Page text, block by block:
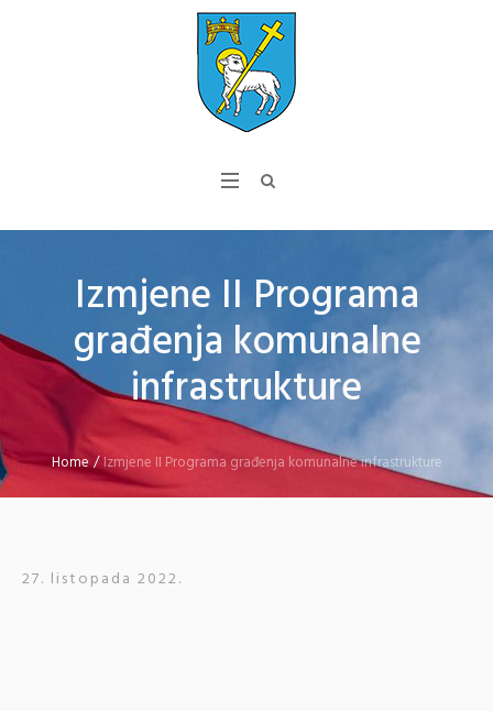
Izmjene II Programa
građenja komunalne
infrastrukture
Home/Izmjene II Programa građenja komunalne infrastrukture
27. listopada 2022.